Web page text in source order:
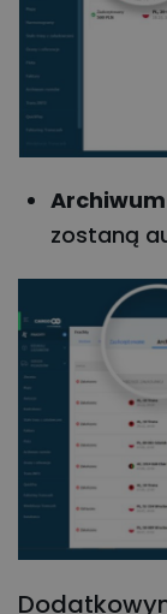
Archiwum
zostaną